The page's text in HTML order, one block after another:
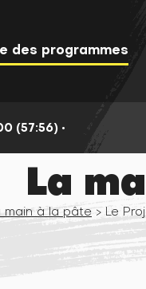
des programmes
(57:56) •
La
main à la pâte > Le